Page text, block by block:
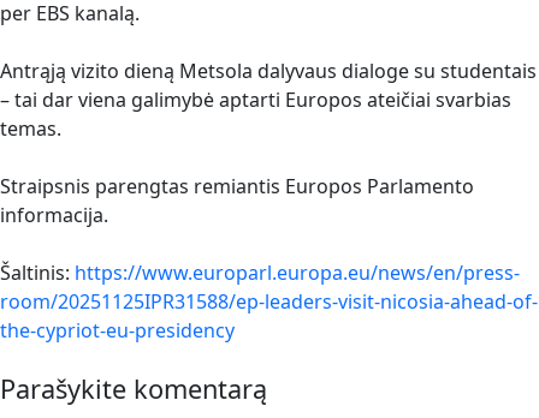
per EBS kanalą.
Antrąją vizito dieną Metsola dalyvaus dialoge su studentais
– tai dar viena galimybė aptarti Europos ateičiai svarbias
temas.
Straipsnis parengtas remiantis Europos Parlamento
informacija.
Šaltinis: https://www.europarl.europa.eu/news/en/press-
room/20251125IPR31588/ep-leaders-visit-nicosia-ahead-of-
the-cypriot-eu-presidency
Parašykite komentarą